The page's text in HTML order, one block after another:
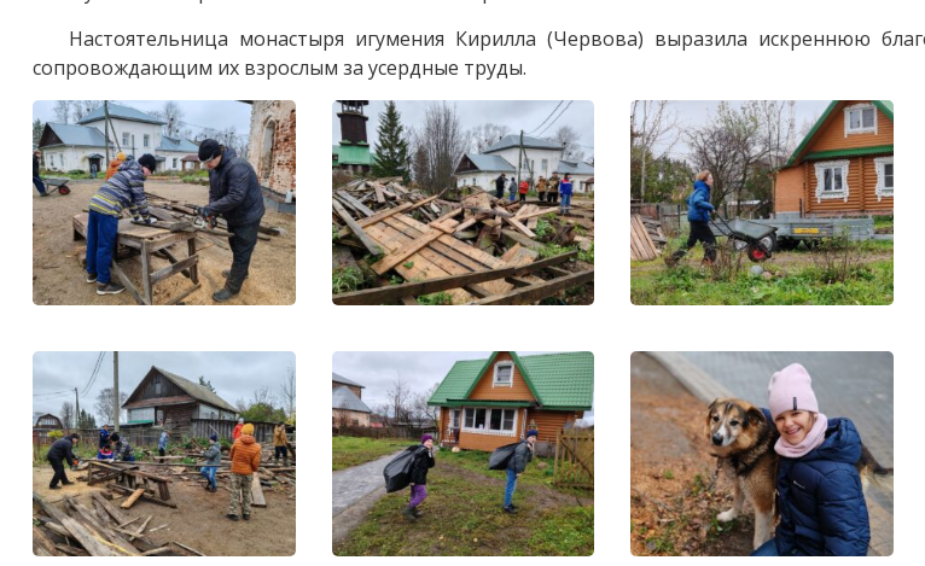
Настоятельница монастыря игумения Кирилла (Червова) выразила искреннюю
сопровождающим их взрослым за усердные труды.